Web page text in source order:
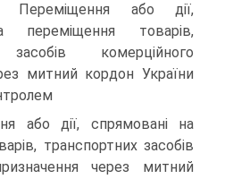
Переміщення або дії,
переміщення товарів,
засобів комерційного
митний кордон України
або дії, спрямовані на
транспортних засобів
через митний